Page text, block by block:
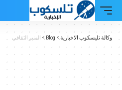
وكالة تليسكوب الاخبارية >
Blog
> المنبر الثقافي